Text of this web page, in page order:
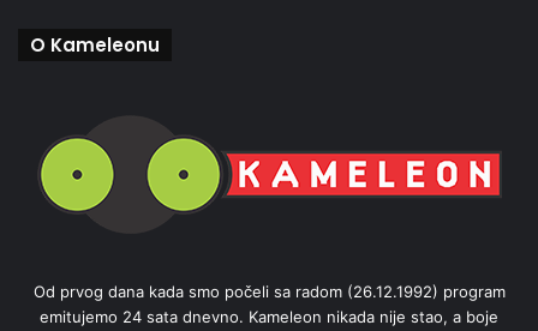
O Kameleonu
Od prvog dana kada smo počeli sa radom (26.12.1992) program
emitujemo 24 sata dnevno. Kameleon nikada nije stao, a boje